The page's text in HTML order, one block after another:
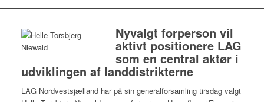
Nyvalgt forperson vil
aktivt positionere LAG
som en central aktør i
udviklingen af landdistrikterne
LAG Nordvestsjælland har på sin generalforsamling tirsdag valgt